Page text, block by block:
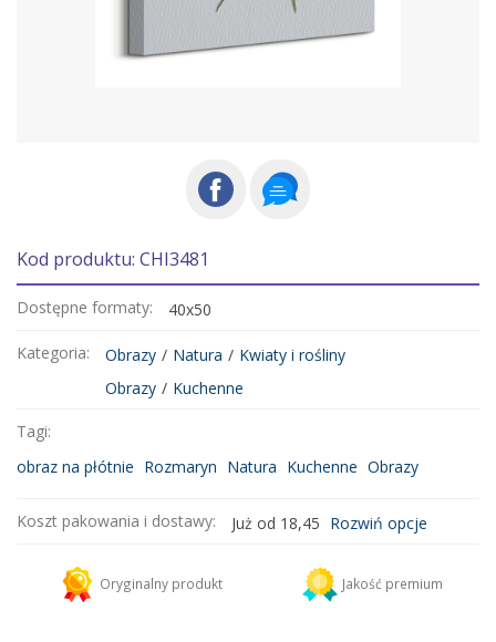
Kod produktu: CHI3481
Dostępne formaty: 40x50
Kategoria: Obrazy / Natura / Kwiaty i rośliny
Obrazy / Kuchenne
Tagi:
obraz na płótnie Rozmaryn Natura Kuchenne Obrazy
Koszt pakowania i dostawy: Już od 18,45 Rozwiń opcje
Kurier DHL
Dodaj więcej produktów do koszyka i zapłać za wysyłkę tylko raz!
Oryginalny produkt Jakość premium